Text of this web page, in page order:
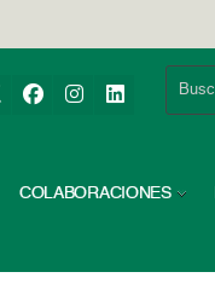
COLABORACIONES